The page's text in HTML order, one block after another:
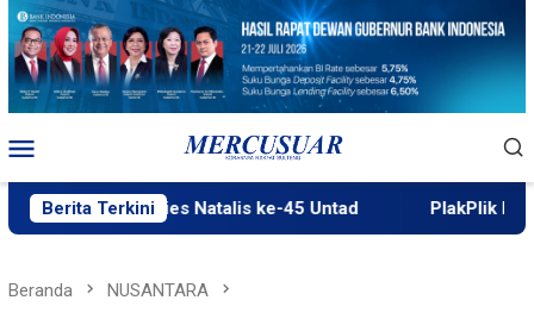
Loncat
konten
Mobile
Berita Terkini
Dies Natalis ke-45 Untad PlakPlik Ngataku
Beranda NUSANTARA